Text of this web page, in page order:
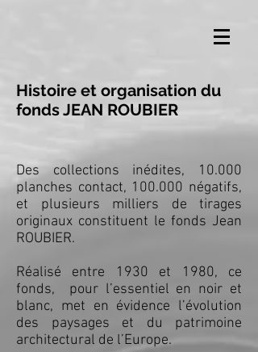
Des collections inédites, 10.000
planches contact, 100.000 négatifs,
et plusieurs milliers de tirages
originaux constituent le fonds Jean
ROUBIER.
Réalisé entre 1930 et 1980, ce
fonds, pour l’essentiel en noir et
blanc, met en évidence l’évolution
des paysages et du patrimoine
architectural de l’Europe.
Histoire et organisation du
fonds JEAN ROUBIER